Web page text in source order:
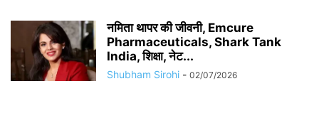
नमिता थापर की जीवनी, Emcure
Pharmaceuticals, Shark Tank
India, शिक्षा, नेट...
Shubham Sirohi - 02/07/2026